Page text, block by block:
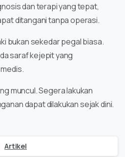
dan terapi yang tepat,
ditangani tanpa operasi.
bukan sekedar pegal biasa.
saraf kejepit yang
muncul. Segera lakukan
dapat dilakukan sejak dini.
Artikel